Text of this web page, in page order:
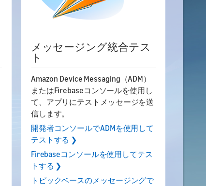
メッセージング統合テス
ト
Amazon Device Messaging（ADM）
またはFirebaseコンソールを使用し
て、アプリにテストメッセージを送
信します。
開発者コンソールでADMを使用して
テストする ❯
Firebaseコンソールを使用してテス
トする ❯
トピックベースのメッセージングで